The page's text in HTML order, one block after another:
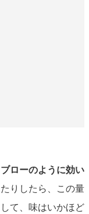
ローのように効い
りしたら、この量
て、味はいかほど